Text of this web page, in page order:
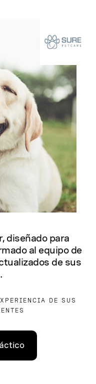
diseñado para
al equipo de
de sus
DE SUS